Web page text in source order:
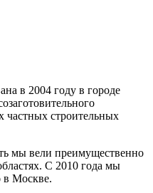
в 2004 году в городе
частных строительных
мы вели преимущественно
С 2010 года мы
в Москве.